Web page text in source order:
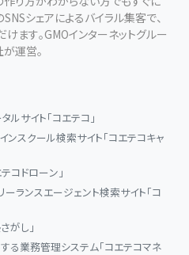
シェアによるバイラル集客で、
ます。GMOインターネットグルー
運営。
ルサイト「コエテコ」
ンスクール検索サイト「コエテコキャ
コドローン」
ーランスエージェント検索サイト「コ
がし」
る業務管理システム「コエテコマネ